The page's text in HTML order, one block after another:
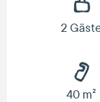
2
40 m²